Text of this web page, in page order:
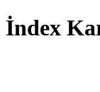
İndex